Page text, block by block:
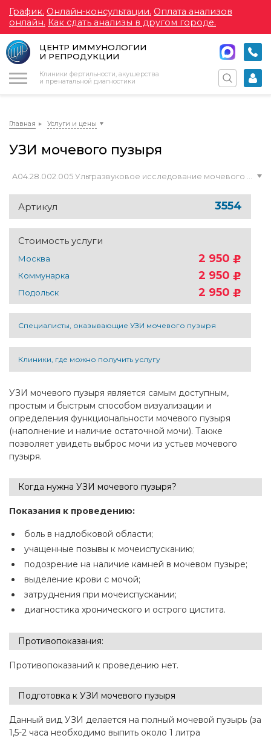
График. Онлайн-консультации. Оплата анализов
онлайн. Как сдать анализы в другом городе.
ЦЕНТР ИММУНОЛОГИИ
И РЕПРОДУКЦИИ
Клиники фертильности, акушерства
и пренатальной диагностики
Главная Услуги и цены
УЗИ мочевого пузыря
A04.28.002.005 Ультразвуковое исследование мочевого пузыря с определением остаточной мочи
Артикул 3554
Стоимость услуги
Москва 2 950
Коммунарка 2 950
Подольск 2 950
Специалисты, оказывающие УЗИ мочевого пузыря
Клиники, где можно получить услугу
УЗИ мочевого пузыря является самым доступным,
простым и быстрым способом визуализации и
определения функциональности мочевого пузыря
(наполнение и наличие остаточной мочи). Также
позволяет увидеть выброс мочи из устьев мочевого
пузыря.
Когда нужна УЗИ мочевого пузыря?
Показания к проведению:
боль в надлобковой области;
учащенные позывы к мочеиспусканию;
подозрение на наличие камней в мочевом пузыре;
выделение крови с мочой;
затруднения при мочеиспускании;
диагностика хронического и острого цистита.
Противопоказания:
Противопоказаний к проведению нет.
Подготовка к УЗИ мочевого пузыря
Данный вид УЗИ делается на полный мочевой пузырь (за
1,5-2 часа необходимо выпить около 1 литра